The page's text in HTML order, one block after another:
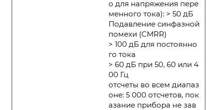
о для напряжения пере
менного тока): > 50 дБ
Подавление синфазной
помехи (CMRR)
> 100 дБ для постоянно
го тока
> 60 дБ при 50, 60 или 4
00 Гц
отсчеты во всем диапаз
оне: 5 000 отсчетов, пок
азание прибора не зав